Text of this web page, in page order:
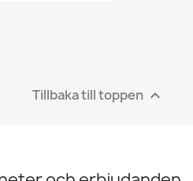
Tillbaka till toppen 